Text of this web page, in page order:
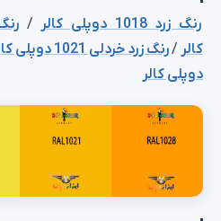
رنگ زرد 1018 دوپلی کالر /
کالر /رنگ زرد خردلی 1021 دوپلی کالر
دوپلی کالر